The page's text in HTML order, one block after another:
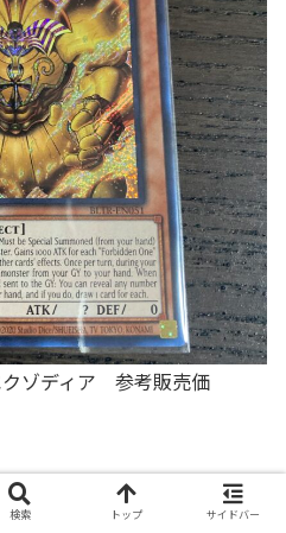
クゾディア 参考販売価
検索 トップ サイドバー